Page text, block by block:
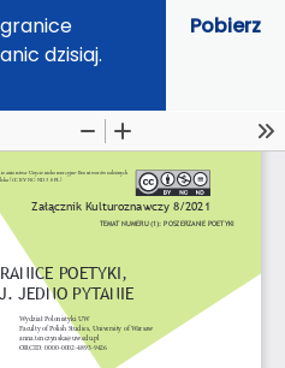
dzisiaj.
Pobierz